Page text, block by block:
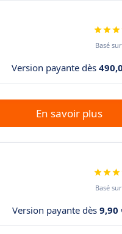
Basé sur
Version payante dès
En savoir plus
Basé sur
Version payante dès 9,90